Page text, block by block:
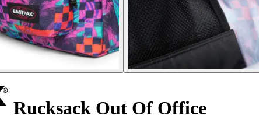
Rucksack Out Of Office